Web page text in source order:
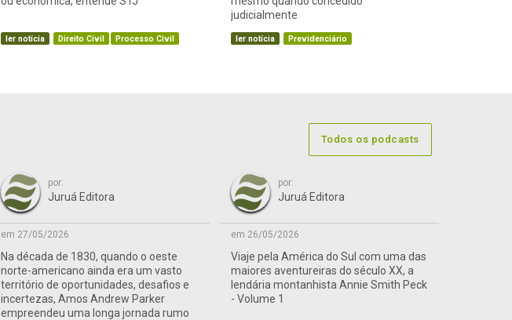
ler notícia Direito Civil Processo Civil
judicialmente
ler notícia Previdenciário
Todos os podcasts
por:
Juruá Editora
em 27/05/2026
Na década de 1830, quando o oeste
norte-americano ainda era um vasto
território de oportunidades, desafios e
incertezas, Amos Andrew Parker
empreendeu uma longa jornada rumo
por:
Juruá Editora
em 26/05/2026
Viaje pela América do Sul com uma das
maiores aventureiras do século XX, a
lendária montanhista Annie Smith Peck
- Volume 1